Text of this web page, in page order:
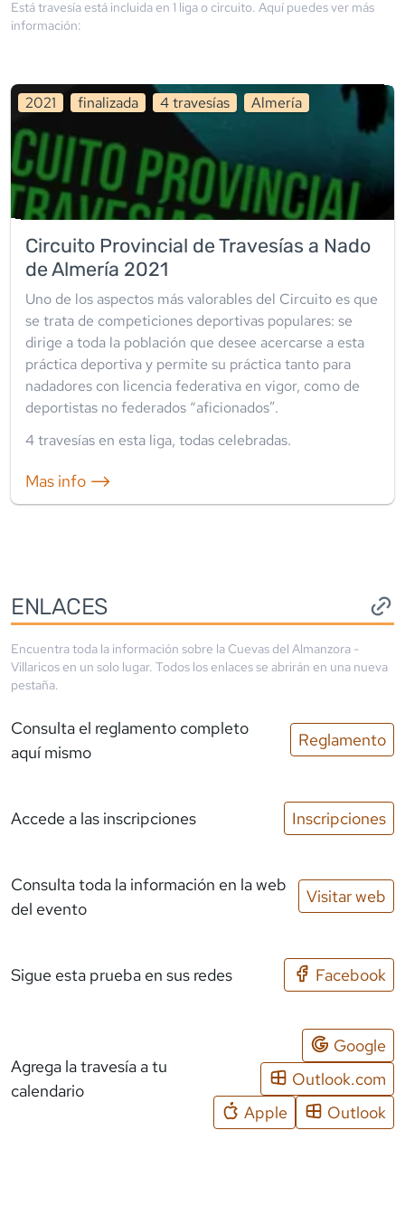
Está travesía está incluida en 1 liga o circuito. Aquí puedes ver más
información:
2021 finalizada 4travesías Almería
Circuito Provincial de Travesías a Nado
de Almería 2021
Uno de los aspectos más valorables del Circuito es que
se trata de competiciones deportivas populares: se
dirige a toda la población que desee acercarse a esta
práctica deportiva y permite su práctica tanto para
nadadores con licencia federativa en vigor, como de
deportistas no federados “aficionados”.
4travesías en esta liga, todas celebradas.
Mas info ⟶
ENLACES
Encuentra toda la información sobre la Cuevas del Almanzora -
Villaricos en un solo lugar. Todos los enlaces se abrirán en una nueva
pestaña.
Consulta el reglamento completo
aquí mismo
Reglamento
Accede a las inscripciones Inscripciones
Consulta toda la información en la web
del evento
Visitar web
Sigue esta prueba en sus redes Facebook
Agrega la travesía a tu
calendario
Google
Outlook.com
Apple
Outlook